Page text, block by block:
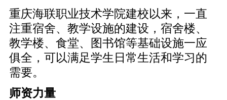
重庆海联职业技术学院建校以来，一直
注重宿舍、教学设施的建设，宿舍楼、
教学楼、食堂、图书馆等基础设施一应
俱全，可以满足学生日常生活和学习的
需要。
师资力量